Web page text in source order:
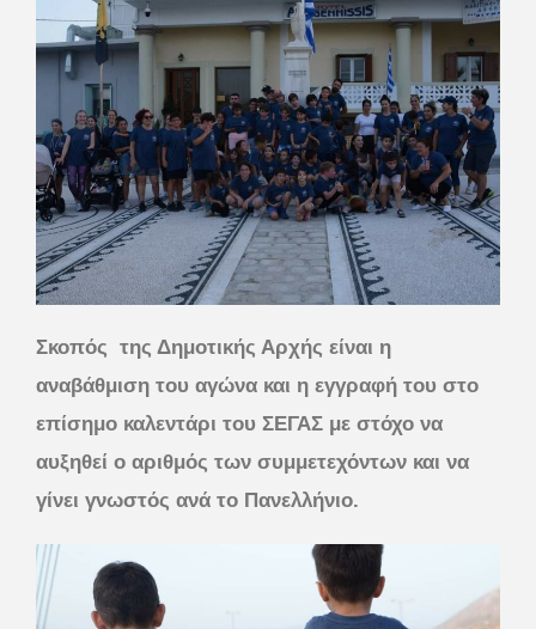
Σκοπός της Δημοτικής Αρχής είναι η
αναβάθμιση του αγώνα και η εγγραφή του στο
επίσημο καλεντάρι του ΣΕΓΑΣ με στόχο να
αυξηθεί ο αριθμός των συμμετεχόντων και να
γίνει γνωστός ανά το Πανελλήνιο.